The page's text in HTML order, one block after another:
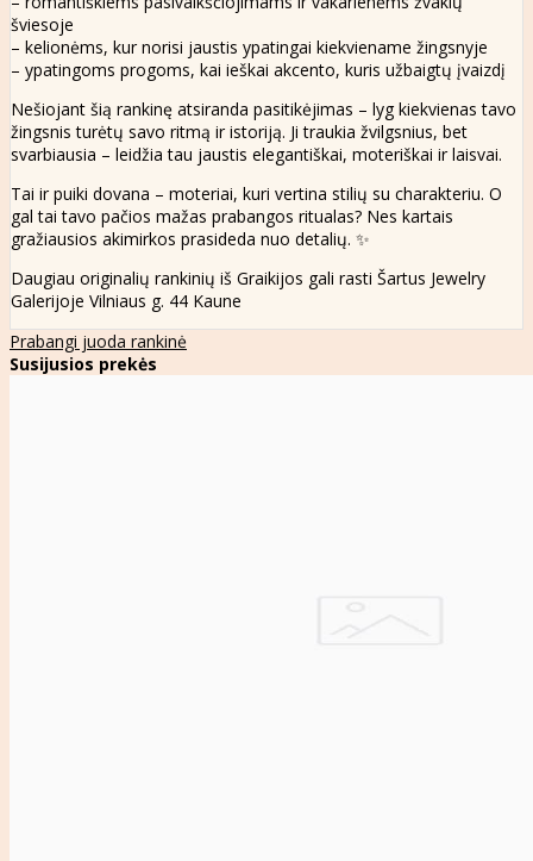
šviesoje
– kelionėms, kur norisi jaustis ypatingai kiekviename žingsnyje
– ypatingoms progoms, kai ieškai akcento, kuris užbaigtų įvaizdį
Nešiojant šią rankinę atsiranda pasitikėjimas – lyg kiekvienas tavo
žingsnis turėtų savo ritmą ir istoriją. Ji traukia žvilgsnius, bet
svarbiausia – leidžia tau jaustis elegantiškai, moteriškai ir laisvai.
Tai ir puiki dovana – moteriai, kuri vertina stilių su charakteriu. O
gal tai tavo pačios mažas prabangos ritualas? Nes kartais
gražiausios akimirkos prasideda nuo detalių. ✨
Daugiau originalių rankinių iš Graikijos gali rasti Šartus Jewelry
Galerijoje Vilniaus g. 44 Kaune
Prabangi juoda rankinė
Susijusios prekės